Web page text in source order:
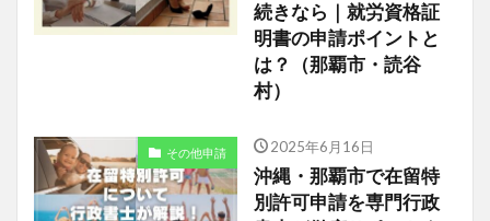
続きなら｜就労資格証
明書の申請ポイントと
は？（那覇市・読谷
村）
その他申請 2025年6月16日
沖縄・那覇市で在留特
別許可申請を専門行政